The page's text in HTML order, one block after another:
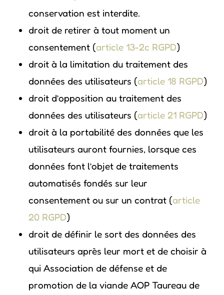
conservation est interdite.
droit de retirer à tout moment un
consentement (article 13-2c RGPD)
droit à la limitation du traitement des
données des utilisateurs (article 18 RGPD)
droit d’opposition au traitement des
données des utilisateurs (article 21 RGPD)
droit à la portabilité des données que les
utilisateurs auront fournies, lorsque ces
données font l’objet de traitements
automatisés fondés sur leur
consentement ou sur un contrat (article
20 RGPD)
droit de définir le sort des données des
utilisateurs après leur mort et de choisir à
qui Association de défense et de
promotion de la viande AOP Taureau de